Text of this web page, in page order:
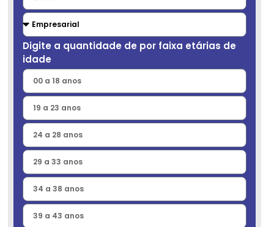
Digite a quantidade de por faixa etárias de
idade